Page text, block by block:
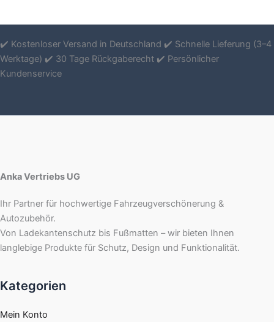
✔️ Kostenloser Versand in Deutschland ✔️ Schnelle Lieferung (3–4
Werktage) ✔️ 30 Tage Rückgaberecht ✔️ Persönlicher
Kundenservice
Anka Vertriebs UG
Ihr Partner für hochwertige Fahrzeugverschönerung &
Autozubehör.
Von Ladekantenschutz bis Fußmatten – wir bieten Ihnen
langlebige Produkte für Schutz, Design und Funktionalität.
Kategorien
Mein Konto